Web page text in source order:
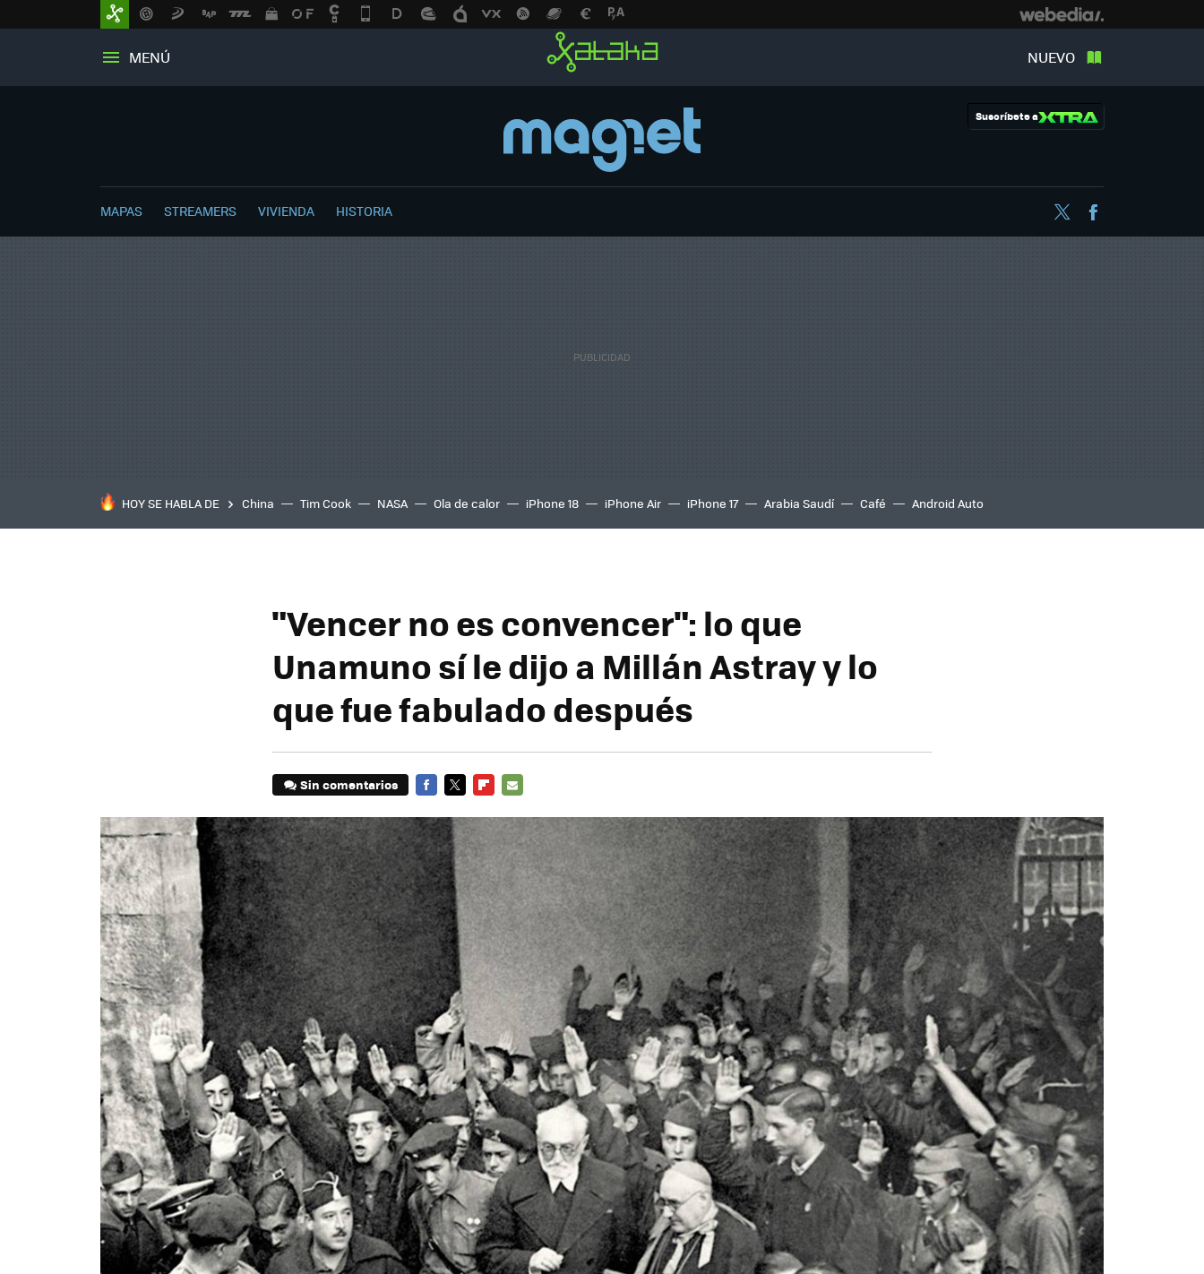
MENÚ NUEVO
Suscríbete a
MAPAS STREAMERS VIVIENDA HISTORIA Twitter
HOY SE HABLA DE China Tim Cook NASA Ola de calor iPhone 18 iPhone Air iPhone 17 Arabia Saudí Café Android Auto
"Vencer no es convencer": lo que
Unamuno sí le dijo a Millán Astray y lo
que fue fabulado después
Sin comentarios
MAIL